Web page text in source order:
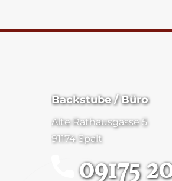
Backstube / Büro
Alte Rathausgasse 5
91174 Spalt
09175